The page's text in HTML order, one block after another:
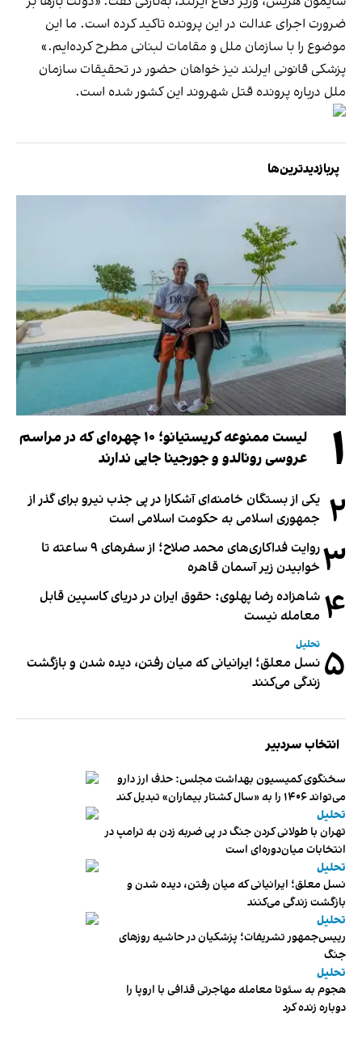
ضرورت اجرای عدالت در این پرونده تاکید کرده است. ما این
موضوع را با سازمان ملل و مقامات لبنانی مطرح کرده‌ایم.»
پزشکی قانونی ایرلند نیز خواهان حضور در تحقیقات سازمان
ملل درباره پرونده قتل شهروند این کشور شده است.
پربازدیدترین‌ها
۱
لیست ممنوعه کریستیانو؛ ۱۰ چهره‌ای که در مراسم
عروسی رونالدو و جورجینا جایی ندارند
۲ یکی از بستگان خامنه‌ای آشکارا در پی جذب نیرو برای گذر از
جمهوری اسلامی به حکومت اسلامی است
۳
روایت فداکاری‌های محمد صلاح؛ از سفرهای ۹ ساعته تا
خوابیدن زیر آسمان قاهره
۴ شاهزاده رضا پهلوی: حقوق ایران در دریای کاسپین قابل
معامله نیست
۵ تحلیل
نسل معلق؛ ایرانیانی که میان رفتن، دیده شدن و بازگشت
زندگی می‌کنند
انتخاب سردبیر
سخنگوی کمیسیون بهداشت مجلس: حذف ارز دارو
می‌تواند ۱۴۰۶ را به «سال کشتار بیماران» تبدیل کند
تحلیل
تهران با طولانی کردن جنگ در پی ضربه زدن به ترامپ در
انتخابات میان‌دوره‌ای است
تحلیل
نسل معلق؛ ایرانیانی که میان رفتن، دیده شدن و
بازگشت زندگی می‌کنند
تحلیل
رییس‌جمهور تشریفات؛ پزشکیان در حاشیه روزهای
جنگ
تحلیل
هجوم به سئوتا معامله مهاجرتی قذافی با اروپا را
دوباره زنده کرد